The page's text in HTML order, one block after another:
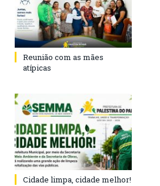
Reunião com as mães
atípicas
Cidade limpa, cidade melhor!